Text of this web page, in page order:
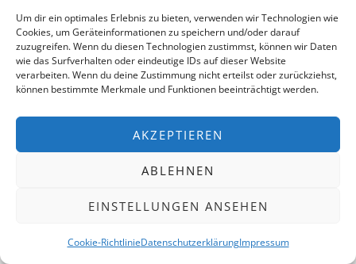
Um dir ein optimales Erlebnis zu bieten, verwenden wir Technologien wie
Cookies, um Geräteinformationen zu speichern und/oder darauf
zuzugreifen. Wenn du diesen Technologien zustimmst, können wir Daten
wie das Surfverhalten oder eindeutige IDs auf dieser Website
verarbeiten. Wenn du deine Zustimmung nicht erteilst oder zurückziehst,
können bestimmte Merkmale und Funktionen beeinträchtigt werden.
AKZEPTIEREN
ABLEHNEN
EINSTELLUNGEN ANSEHEN
Cookie-RichtlinieDatenschutzerklärungImpressum